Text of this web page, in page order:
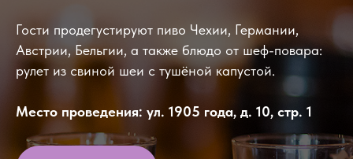
Гости продегустируют пиво Чехии, Германии,
Австрии, Бельгии, а также блюдо от шеф-повара:
рулет из свиной шеи с тушёной капустой.
Место проведения: ул. 1905 года, д. 10, стр. 1